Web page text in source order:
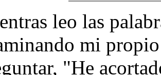
leo las
mi
"He